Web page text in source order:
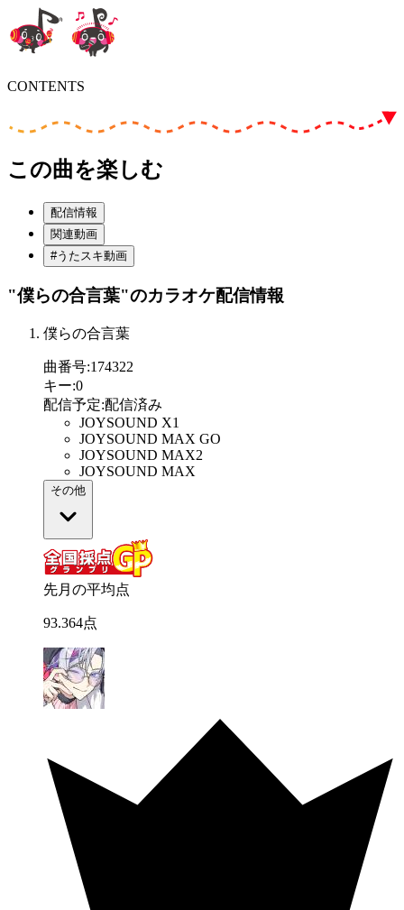
CONTENTS
この曲を楽しむ
配信情報
関連動画
#うたスキ動画
"僕らの合言葉"のカラオケ配信情報
僕らの合言葉
曲番号:174322
キー:0
配信予定:配信済み
JOYSOUND X1
JOYSOUND MAX GO
JOYSOUND MAX2
JOYSOUND MAX
その他
先月の平均点
93.364点